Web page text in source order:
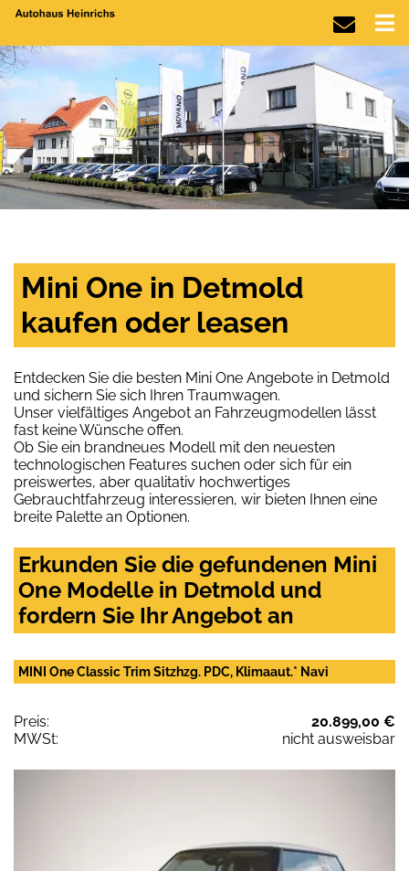
Mini One in Detmold
kaufen oder leasen
Entdecken Sie die besten Mini One Angebote in Detmold
und sichern Sie sich Ihren Traumwagen.
Unser vielfältiges Angebot an Fahrzeugmodellen lässt
fast keine Wünsche offen.
Ob Sie ein brandneues Modell mit den neuesten
technologischen Features suchen oder sich für ein
preiswertes, aber qualitativ hochwertiges
Gebrauchtfahrzeug interessieren, wir bieten Ihnen eine
breite Palette an Optionen.
Erkunden Sie die gefundenen Mini
One Modelle in Detmold und
fordern Sie Ihr Angebot an
MINI One Classic Trim Sitzhzg. PDC, Klimaaut.* Navi
Preis:
20.899,00 €
MWSt:
nicht ausweisbar